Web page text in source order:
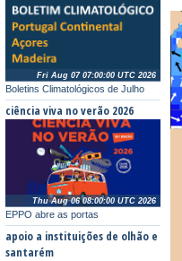
Boletins Climatológicos de Julho
Fri Aug 07 07:00:00 UTC 2026
ciência viva no verão 2026
EPPO abre as portas
Thu Aug 06 08:00:00 UTC 2026
apoio a instituições de olhão e
santarém